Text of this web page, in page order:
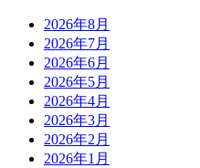
2026年8月
2026年7月
2026年6月
2026年5月
2026年4月
2026年3月
2026年2月
2026年1月